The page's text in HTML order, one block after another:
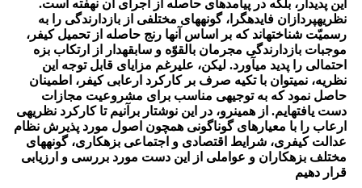
این پدیدار، بلکه در پیامدهای حاصله از اجرای آن نهفته است.
نظریه­پردازان فایده­گرا، گونه­های مختلفی از بازدارندگی را به
رسمیّت شناخته­اند که بر اساس آنها رنج حاصله از تحمیل کیفر،
موجبات بازدارندگی مجرمان بالقوّه و سابقه­دار از ارتکاب بزه
احتمالی را پدید می­آورد. لیکن، علیرغم مزایای قابل توجه این
نظریه، نمی­توان با تکیه صرف بر کارکرد ارعابی کیفر، اطمینان
حاصل نمود که به توجیهی مناسب برای مشروعیت مجازات
دست یافته­ایم. از همین­رو، در این نوشتار برآنیم تا کارکرد نظریه­ی
ارعاب را با معیارهای گوناگونی همچون اصول مورد پذیرش نظام
عدالت کیفری، شرایط اقتصادی و اجتماعی بزهکاری، گونه­های
مختلف بزهکاران و عواملی از این دست مورد بررسی و ارزیابی
قرار دهیم